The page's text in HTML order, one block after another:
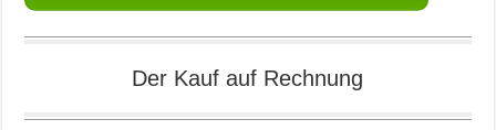
Der Kauf auf Rechnung